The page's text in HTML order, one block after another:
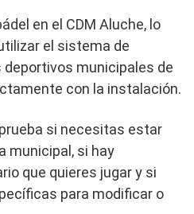
en el CDM Aluche, lo
el sistema de
municipales de
con la instalación.
si necesitas estar
municipal, si hay
que quieres jugar y si
para modificar o